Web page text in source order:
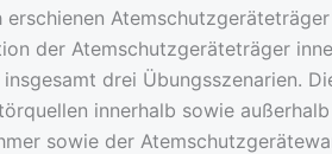
der Atemschutzgeräteträger
drei Übungsszenarien.
innerhalb sowie
sowie der